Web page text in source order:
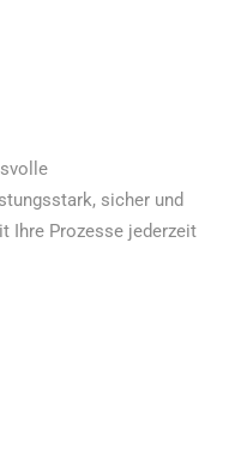
sicher und
Ihre Prozesse jederzeit